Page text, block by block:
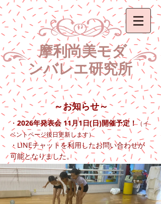
​ 摩利尚美モダ
ンバレエ研究所
～お知らせ～
・2026年発表会 11月1日(日)開催予定！（イ
ベントページ後日更新します）
・ LINEチャットを利用したお問い合わせが
可能となりました。​​